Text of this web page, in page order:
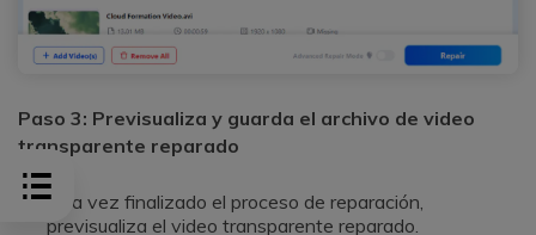
Paso 3: Previsualiza y guarda el archivo de video
transparente reparado
Una vez finalizado el proceso de reparación,
previsualiza el video transparente reparado.